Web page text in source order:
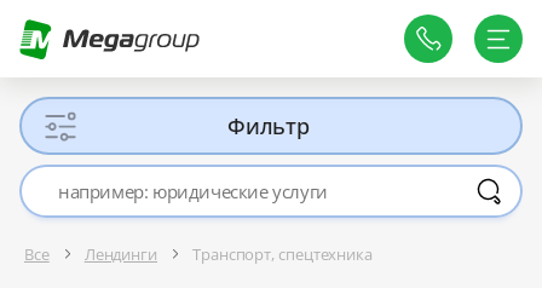
Фильтр
Все Лендинги Транспорт, спецтехника